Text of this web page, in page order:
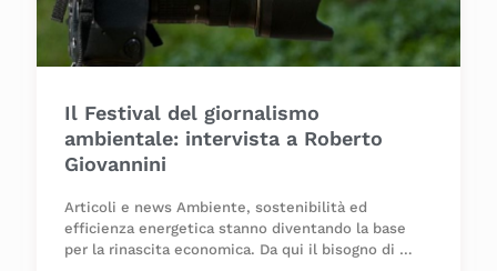
Il Festival del giornalismo
ambientale: intervista a Roberto
Giovannini
Articoli e news Ambiente, sostenibilità ed
efficienza energetica stanno diventando la base
per la rinascita economica. Da qui il bisogno di …